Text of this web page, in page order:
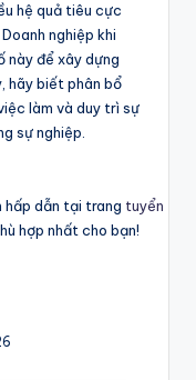
hệ quả tiêu cực
nghiệp khi
này để xây dựng
hãy biết phân bổ
làm và duy trì sự
sự nghiệp.
hấp dẫn tại trang tuyển
hợp nhất cho bạn!